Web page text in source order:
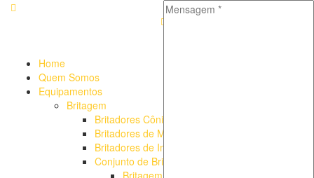
Alameda Mamoré, 911 Conj. 104 - Alphaville Comercial
Home
Quem Somos
Equipamentos
Britagem
Britadores Cônicos
Britadores de Mandíbulas
Britadores de Impacto
Conjunto de Britagem
Britagem Fixa